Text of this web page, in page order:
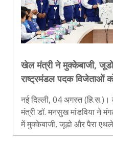
खेल मंत्री ने मुक्केबाजी,
राष्ट्रमंडल पदक विजेताओं
नई दिल्ली, 04 अगस्त
मंत्री डॉ. मनसुख मांडविया ने
में मुक्केबाजी, जूडो और पैरा
वाले भारतीय पदक विजेताओं को